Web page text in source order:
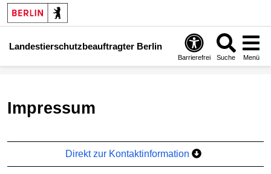
Landestierschutzbeauftragter Berlin
Barrierefrei Suche Menü
Impressum
Direkt zur Kontaktinformation